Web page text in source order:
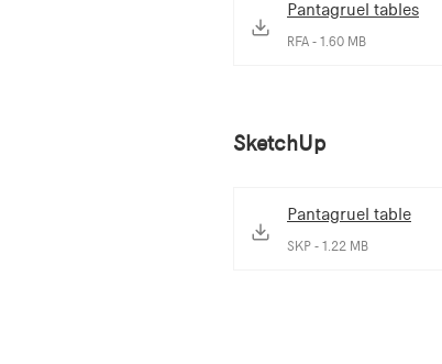
Pantagruel tables
RFA - 1.60 MB
SketchUp
Pantagruel table
SKP - 1.22 MB